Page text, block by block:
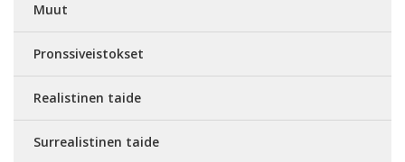
Muut
Pronssiveistokset
Realistinen taide
Surrealistinen taide